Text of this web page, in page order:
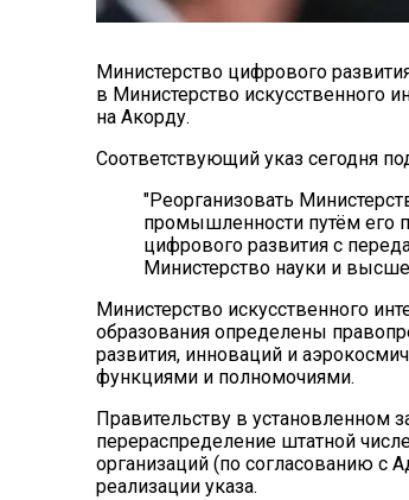
Министерство цифрового
в Министерство искусственного
на Акорду.
Соответствующий указ сегодня
"Реорганизовать
промышленности путём его
цифрового развития с
Министерство науки и
Министерство искусственного
образования определены
развития, инноваций и
функциями и полномочиями.
Правительству в установленном
перераспределение штатной
организаций (по согласованию с
реализации указа.